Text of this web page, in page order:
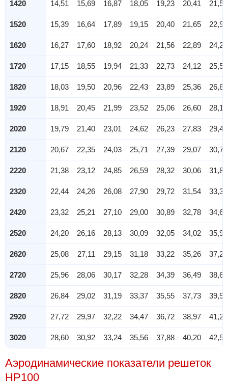
1420 14,51 15,69 16,87 18,05 19,23 20,41 21,59
1520 15,39 16,64 17,89 19,15 20,40 21,65 22,90
1620 16,27 17,60 18,92 20,24 21,56 22,89 24,21
1720 17,15 18,55 19,94 21,33 22,73 24,12 25,52
1820 18,03 19,50 20,96 22,43 23,89 25,36 26,82
1920 18,91 20,45 21,99 23,52 25,06 26,60 28,13
2020 19,79 21,40 23,01 24,62 26,23 27,83 29,44
2120 20,67 22,35 24,03 25,71 27,39 29,07 30,75
2220 21,38 23,12 24,85 26,59 28,32 30,06 31,80
2320 22,44 24,26 26,08 27,90 29,72 31,54 33,37
2420 23,32 25,21 27,10 29,00 30,89 32,78 34,67
2520 24,20 26,16 28,13 30,09 32,05 34,02 35,98
2620 25,08 27,11 29,15 31,18 33,22 35,26 37,29
2720 25,96 28,06 30,17 32,28 34,39 36,49 38,60
2820 26,84 29,02 31,19 33,37 35,55 37,73 39,91
2920 27,72 29,97 32,22 34,47 36,72 38,97 41,22
3020 28,60 30,92 33,24 35,56 37,88 40,20 42,52
Аэродинамические показатели решеток
НР100